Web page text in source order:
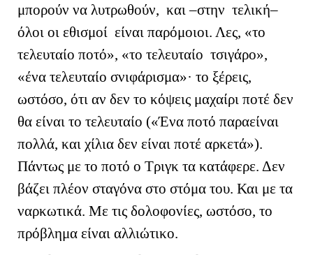
μπορούν να λυτρωθούν, και –στην τελική–
όλοι οι εθισμοί είναι παρόμοιοι. Λες, «το
τελευταίο ποτό», «το τελευταίο τσιγάρο»,
«ένα τελευταίο σνιφάρισμα»· το ξέρεις,
ωστόσο, ότι αν δεν το κόψεις μαχαίρι ποτέ δεν
θα είναι το τελευταίο («Ένα ποτό παραείναι
πολλά, και χίλια δεν είναι ποτέ αρκετά»).
Πάντως με το ποτό ο Τριγκ τα κατάφερε. Δεν
βάζει πλέον σταγόνα στο στόμα του. Και με τα
ναρκωτικά. Με τις δολοφονίες, ωστόσο, το
πρόβλημα είναι αλλιώτικο.